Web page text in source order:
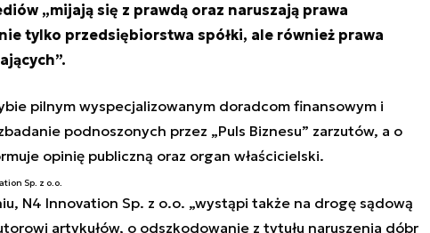
„mijają się z prawdą oraz naruszają prawa
tylko przedsiębiorstwa spółki, ale również prawa
pilnym wyspecjalizowanym doradcom finansowym i
podnoszonych przez „Puls Biznesu” zarzutów, a o
opinię publiczną oraz organ właścicielski.
Sp. z o.o.
N4 Innovation Sp. z o.o. „wystąpi także na drogę sądową
artykułów, o odszkodowanie z tytułu naruszenia dóbr